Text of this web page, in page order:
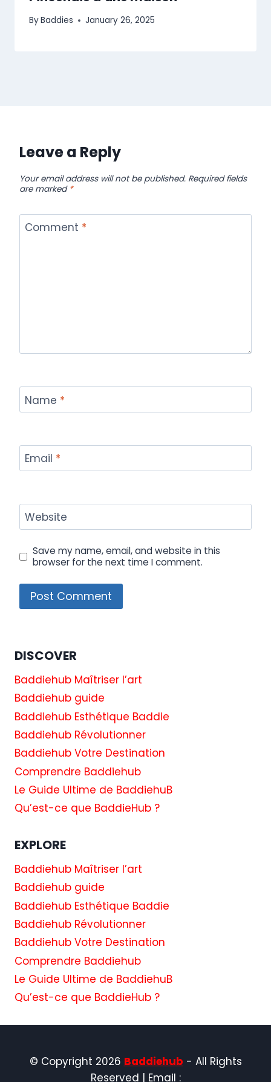
ByBaddies January 26, 2025
Leave a Reply
Your email address will not be published. Required fields
are marked *
Comment *
Name *
Email *
Website
Save my name, email, and website in this
browser for the next time I comment.
DISCOVER
Baddiehub Maîtriser l’art
Baddiehub guide
Baddiehub Esthétique Baddie
Baddiehub Révolutionner
Baddiehub Votre Destination
Comprendre Baddiehub
Le Guide Ultime de BaddiehuB
Qu’est-ce que BaddieHub ?
EXPLORE
Baddiehub Maîtriser l’art
Baddiehub guide
Baddiehub Esthétique Baddie
Baddiehub Révolutionner
Baddiehub Votre Destination
Comprendre Baddiehub
Le Guide Ultime de BaddiehuB
Qu’est-ce que BaddieHub ?
© Copyright 2026 Baddiehub - All Rights
Reserved | Email :